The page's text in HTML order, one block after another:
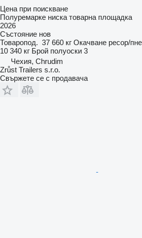
Цена при поискване
Полуремарке ниска товарна площадка
2026
Състояние нов
Товаропод. 37 660 кг Окачване ресор/
10 340 кг Брой полуоски 3
Чехия, Chrudim
Zrůst Trailers s.r.o.
Свържете се с продавача